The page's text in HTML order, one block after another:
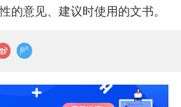
的意见、建议时使用的文书。